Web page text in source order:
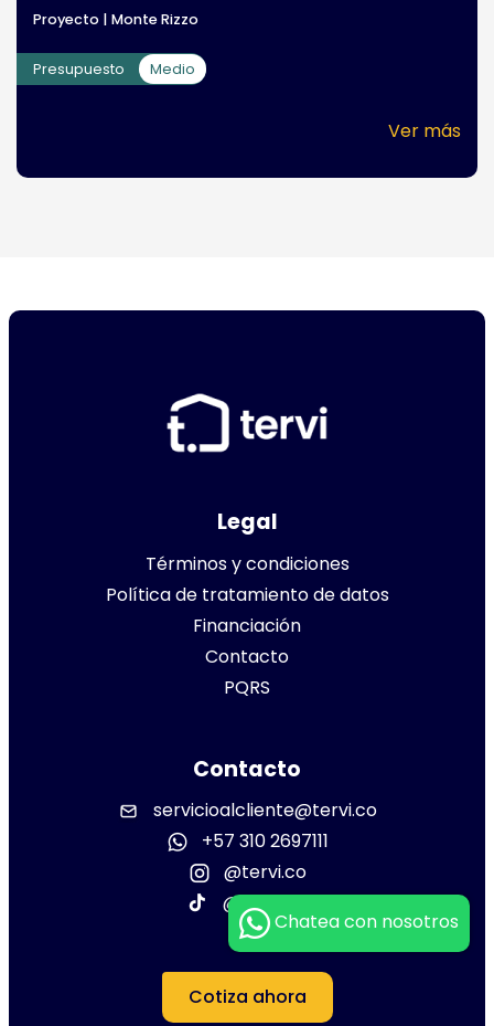
Proyecto | Monte Rizzo
Presupuesto Medio
Ver más
Legal
Términos y condiciones
Política de tratamiento de datos
Financiación
Contacto
PQRS
Contacto
servicioalcliente@tervi.co
+57 310 2697111
@tervi.co
@tervi.co
Cotiza ahora
Chatea con nosotros